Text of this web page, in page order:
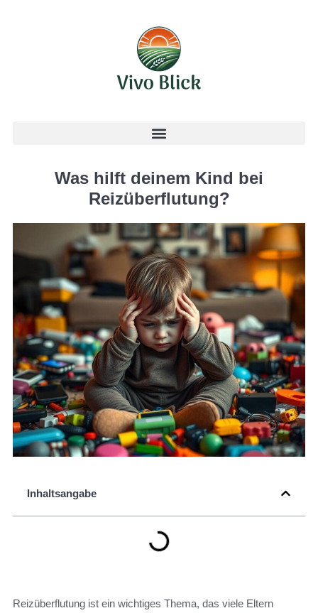
Was hilft deinem Kind bei
Reizüberflutung?
Inhaltsangabe
Reizüberflutung ist ein wichtiges Thema, das viele Eltern